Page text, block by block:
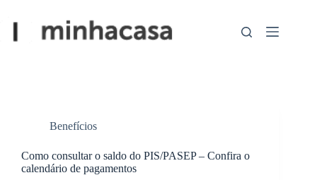
conteúdo
Benefícios
Como consultar o saldo do PIS/PASEP – Confira o
calendário de pagamentos